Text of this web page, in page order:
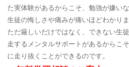
た実体験があるからこそ、勉強が嫌い
生徒の悔しさや痛みが痛いほどわかりま
ただ厳しいだけではなく、できない生
走するメンタルサポートがあるからこ
に走り抜くことができるのです。